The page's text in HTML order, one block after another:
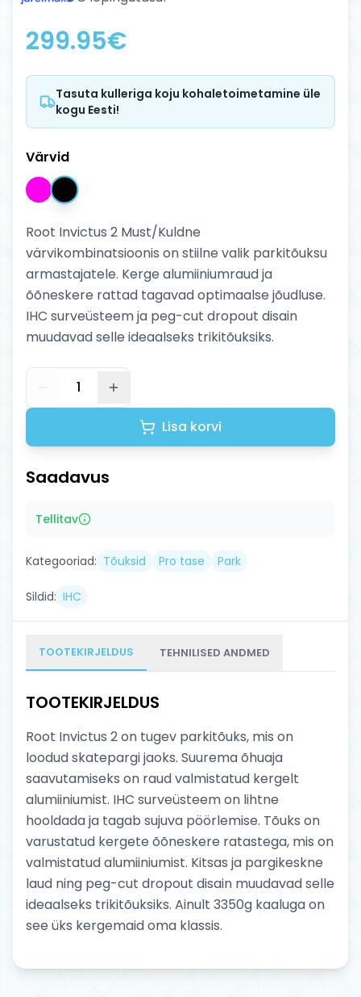
299.95€
Tasuta kulleriga koju kohaletoimetamine üle
kogu Eesti!
Värvid
Root Invictus 2 Must/Kuldne
värvikombinatsioonis on stiilne valik parkitõuksu
armastajatele. Kerge alumiiniumraud ja
õõneskere rattad tagavad optimaalse jõudluse.
IHC surveüsteem ja peg-cut dropout disain
muudavad selle ideaalseks trikitõuksiks.
1
Lisa korvi
Saadavus
Tellitav
Kategooriad: Tõuksid Pro tase Park
Sildid: IHC
TOOTEKIRJELDUS TEHNILISED ANDMED
TOOTEKIRJELDUS
Root Invictus 2 on tugev parkitõuks, mis on
loodud skatepargi jaoks. Suurema õhuaja
saavutamiseks on raud valmistatud kergelt
alumiiniumist. IHC surveüsteem on lihtne
hooldada ja tagab sujuva pöörlemise. Tõuks on
varustatud kergete õõneskere ratastega, mis on
valmistatud alumiiniumist. Kitsas ja pargikeskne
laud ning peg-cut dropout disain muudavad selle
ideaalseks trikitõuksiks. Ainult 3350g kaaluga on
see üks kergemaid oma klassis.